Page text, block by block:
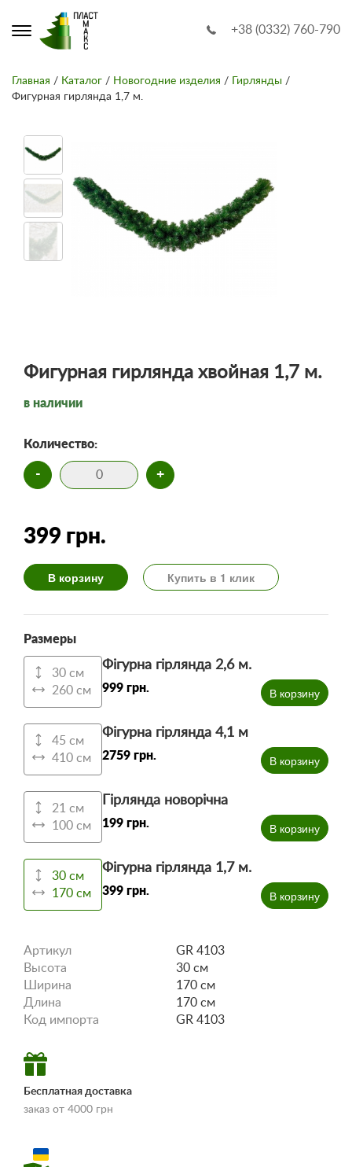
+38 (0332) 760-790
Главная / Каталог / Новогодние изделия / Гирлянды /
Фигурная гирлянда 1,7 м.
Фигурная гирлянда хвойная 1,7 м.
в наличии
Количество:
- +
399 грн.
В корзину Купить в 1 клик
Размеры
30 см
260 см
Фігурна гірлянда 2,6 м.
999 грн. В корзину
45 см
410 см
Фігурна гірлянда 4,1 м
2759 грн. В корзину
21 см
100 см
Гірлянда новорічна
199 грн. В корзину
30 см
170 см
Фігурна гірлянда 1,7 м.
399 грн. В корзину
Артикул
GR 4103
Высота
30 см
Ширина
170 см
Длина
170 см
Код импорта
GR 4103
Бесплатная доставка
заказ от 4000 грн